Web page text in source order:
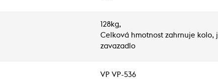
128kg,
Celková hmotnost zahrnuje kolo,
zavazadlo
VP VP-536